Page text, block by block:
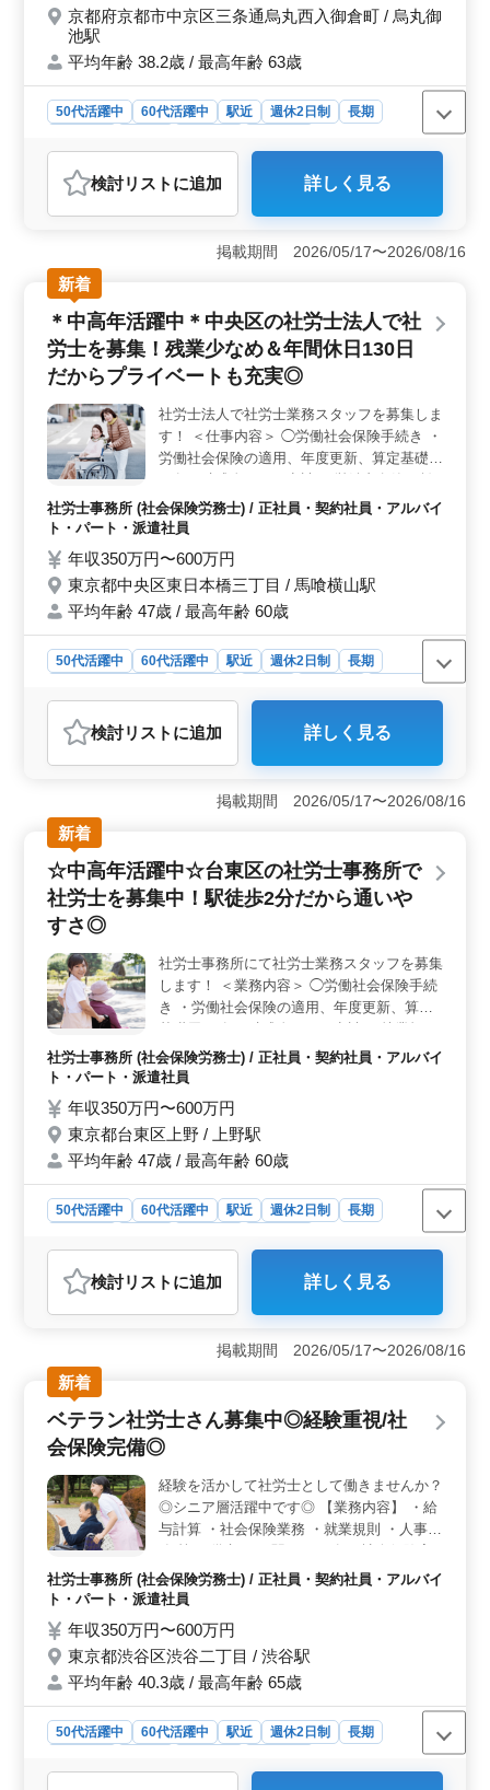
せください。 ご応募お待ちしております♪
京都府京都市中京区三条通烏丸西入御倉町 / 烏丸御
池駅
平均年齢 38.2歳 / 最高年齢 63歳
50代活躍中 60代活躍中 駅近 週休2日制
長期
社労士事務所
おすすめポイント
＜アクセス良好の駅チカオフィス＞ 烏丸御池駅近くの
オフィスで経験豊富なベテラン社労士を積極採用中で
す。アクセス良好で通勤もらくらくです。社労士業務の
お仕事に長期で携わりたい方、お待ちしています！
＜主な業務内容＞ 就業規則作成から助成金業務、社会
保険手続業務、給与計算関連、雇用管理など多岐にわた
る業務に携わります。労務トラブル対応も含まれてお
り、幅広い経験を積むことができます。 ＜働きやす
い環境＞ 完全週休2日制で、社会保険も完備していま
す。アットホームで風通しの良い職場環境です。50代や
60代の経験豊富な方々が活躍中です。コミュニケーショ
ンを大切にし、お互いに学び合える環境です。
検討リスト に追加 詳しく見る
掲載期間 2026/05/17〜2026/08/16
新着
＊中高年活躍中＊中央区の社労士法人で社
労士を募集！残業少なめ＆年間休日130日
だからプライベートも充実◎
社労士法人で社労士業務スタッフを募集しま
す！ ＜仕事内容＞ ◯労働社会保険手続き ・
労働社会保険の適用、年度更新、算定基礎届
・各種助成金などの申請 ・労働者名簿、賃
金台帳の調製 ・就業規則、36協定の作成、
変更 ◯給与計算 ・時間外労働計算 ・雇用保
ブランクのある方もご応募可能◎ まずは、
お気軽にお問い合わせください！
社労士事務所 (社会保険労務士) / 正社員・契約社員・アルバイ
ト・パート・派遣社員
年収350万円〜600万円
東京都中央区東日本橋三丁目 / 馬喰横山駅
平均年齢 47歳 / 最高年齢 60歳
50代活躍中 60代活躍中 駅近 週休2日制
長期
派遣社員
社労士事務所
おすすめポイント
＜働きやすさ＞ 中央区の社労士事務所での求人です。
残業が少なく、年間休日が130日確保され、プライベート
と仕事の充実感があります。週休2日制で、駅近の好立地
で通勤もしやすい環境です。働く環境に安心感が広がっ
ています。 ＜業務内容の幅広さ＞ 労働社会保険手
続きや給与計算など、多岐にわたる業務経験が積める環
境が整っています。労働者名簿から就業規則まで幅広い
業務に携わり、スキルアップが期待できます。ブランク
のある方も歓迎され、柔軟なサポートがあります。
＜安定感とキャリアアップ＞ 当事務所は、平均年齢47
歳、男女比7:3の組織です。給与水準は年収350万円〜600
万円程度です。経験者は優遇され、ステップアップのチ
ャンスが広がっています。安心して働き、キャリアを築
検討リスト に追加 詳しく見る
掲載期間 2026/05/17〜2026/08/16
新着
☆中高年活躍中☆台東区の社労士事務所で
社労士を募集中！駅徒歩2分だから通いや
すさ◎
社労士事務所にて社労士業務スタッフを募集
します！ ＜業務内容＞ ◯労働社会保険手続
き ・労働社会保険の適用、年度更新、算定
則、36協定の作成・変更 ◯給与計算業務 ・
時間外労働計算 ・社会保険料計算 ・所得税
方、 ご応募お待ちしております◎
社労士事務所 (社会保険労務士) / 正社員・契約社員・アルバイ
ト・パート・派遣社員
年収350万円〜600万円
東京都台東区上野 / 上野駅
平均年齢 47歳 / 最高年齢 60歳
50代活躍中 60代活躍中 駅近 週休2日制
長期
社労士事務所
おすすめポイント
＜中高年歓迎＞ 台東区の社労士事務所が中高年社労士
を募集しています。経験豊富な方は特に大歓迎です。駅
徒歩2分で通勤も便利な環境です。地域密着で信頼された
事務所で、やりがいも充分です！ ＜幅広い業務内容
＞ 労働社会保険手続きから給与計算業務まで幅広い業
務を担当します。経験者はもちろん、スキルアップを目
指す方も歓迎します。労働社会保険の適用や各種助成金
務が豊富。 ＜働きやすい環境＞ 週休2日制で土日祝
休み、長期での安定した雇用です。交通費実費支給、福
利厚生もしっかり整備しており地元でキャリアを築きた
い方に最適な環境です。ご経験を活かして新たなステー
ジでのご活躍をお待ちしています。
検討リスト に追加 詳しく見る
掲載期間 2026/05/17〜2026/08/16
新着
ベテラン社労士さん募集中◎経験重視/社
会保険完備◎
経験を活かして社労士として働きませんか？
◎シニア層活躍中です◎ 【業務内容】 ・給
与計算 ・社会保険業務 ・就業規則 ・人事労
備 皆様のご応募お待ちしております！
社労士事務所 (社会保険労務士) / 正社員・契約社員・アルバイ
ト・パート・派遣社員
年収350万円〜600万円
東京都渋谷区渋谷二丁目 / 渋谷駅
平均年齢 40.3歳 / 最高年齢 65歳
50代活躍中 60代活躍中 駅近 週休2日制
長期
社労士事務所